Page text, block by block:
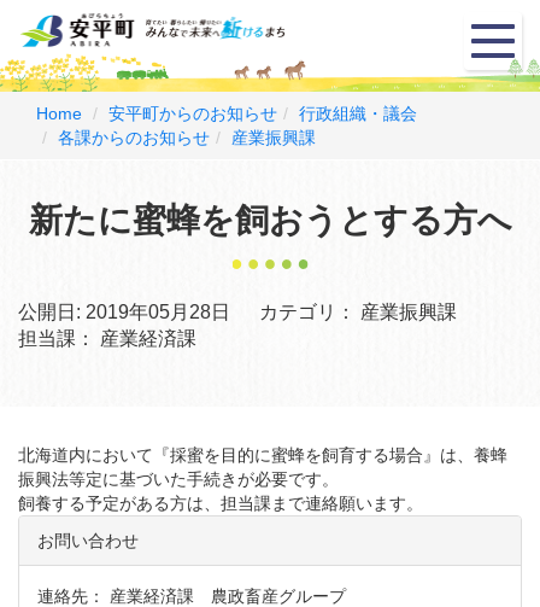
メ
ニ
ュ
Home 安平町からのお知らせ
行政組織・議会
各課からのお知らせ
産業振興課
新たに蜜蜂を飼おうとする方へ
公開日: 2019年05月28日 カテゴリ：
産業振興課
担当課：
産業経済課
北海道内において『採蜜を目的に蜜蜂を飼育する場合』は、養蜂
振興法等定に基づいた手続きが必要です。
飼養する予定がある方は、担当課まで連絡願います。
お問い合わせ
連絡先： 産業経済課 農政畜産グループ